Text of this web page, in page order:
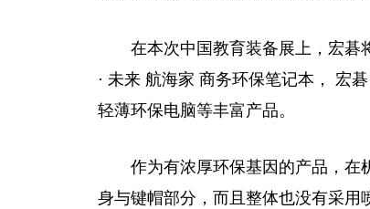
在本次中国教育装备展上，宏碁
· 未来 航海家 商务环保笔记本， 宏
轻薄环保电脑等丰富产品。
作为有浓厚环保基因的产品，在
身与键帽部分，而且整体也没有采